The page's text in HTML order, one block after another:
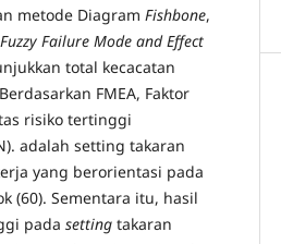
metode Diagram Fishbone,
Fuzzy Failure Mode and Effect
total kecacatan
FMEA, Faktor
risiko tertinggi
adalah setting takaran
yang berorientasi pada
(60). Sementara itu, hasil
pada setting takaran